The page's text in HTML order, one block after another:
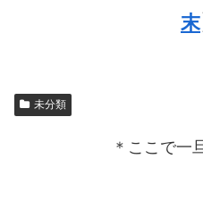
末
未分類
＊ここで一